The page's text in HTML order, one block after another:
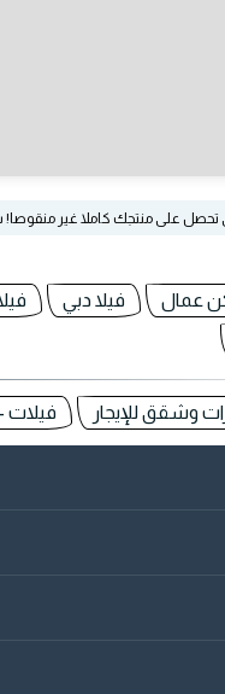
تحصل على منتجك كاملا غير
عمال فيلا دبي
وشقق للإيجار فيلات